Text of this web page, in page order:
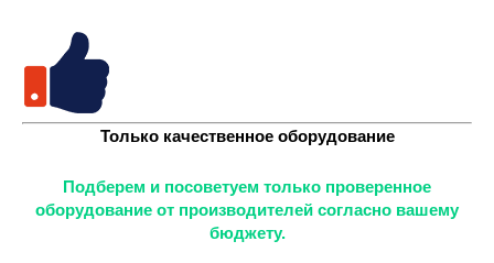
Только качественное оборудование
Подберем и посоветуем только проверенное
оборудование от производителей согласно вашему
бюджету.